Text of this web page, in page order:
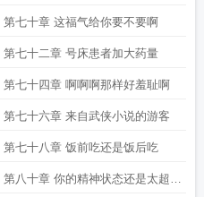
第七十章 这福气给你要不要啊
第七十二章 号床患者加大药量
第七十四章 啊啊啊那样好羞耻啊
第七十六章 来自武侠小说的游客
第七十八章 饭前吃还是饭后吃
第八十章 你的精神状态还是太超前